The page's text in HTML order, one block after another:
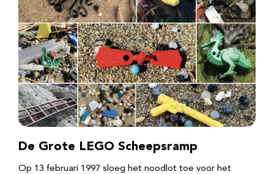
De Grote LEGO Scheepsramp
Op 13 februari 1997 sloeg het noodlot toe voor het